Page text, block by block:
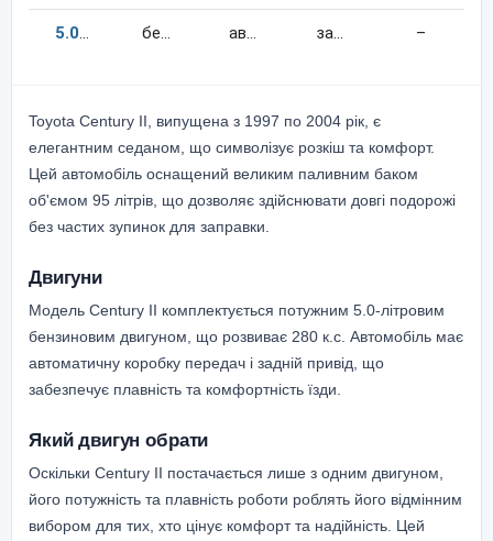
5.0280 бензин автомат задній –
Toyota Century II, випущена з 1997 по 2004 рік, є
елегантним седаном, що символізує розкіш та комфорт.
Цей автомобіль оснащений великим паливним баком
об'ємом 95 літрів, що дозволяє здійснювати довгі подорожі
без частих зупинок для заправки.
Двигуни
Модель Century II комплектується потужним 5.0-літровим
бензиновим двигуном, що розвиває 280 к.с. Автомобіль має
автоматичну коробку передач і задній привід, що
забезпечує плавність та комфортність їзди.
Який двигун обрати
Оскільки Century II постачається лише з одним двигуном,
його потужність та плавність роботи роблять його відмінним
вибором для тих, хто цінує комфорт та надійність. Цей